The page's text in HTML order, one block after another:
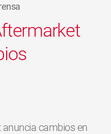
cambios en